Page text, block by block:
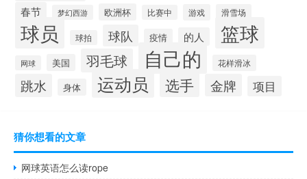
春节 梦幻西游 欧洲杯 比赛中 游戏 滑雪场
球员 球拍 球队 疫情 的人 篮球
网球 美国 羽毛球 自己的 花样滑冰
跳水 身体 运动员 选手 金牌 项目
猜你想看的文章
网球英语怎么读rope